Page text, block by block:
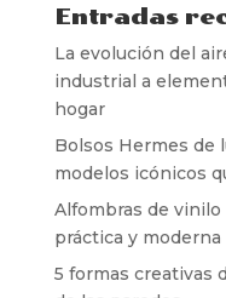
Entradas
La evolución del
industrial a
hogar
Bolsos Hermes de
modelos icónicos
Alfombras de vinilo
práctica y
5 formas creativas